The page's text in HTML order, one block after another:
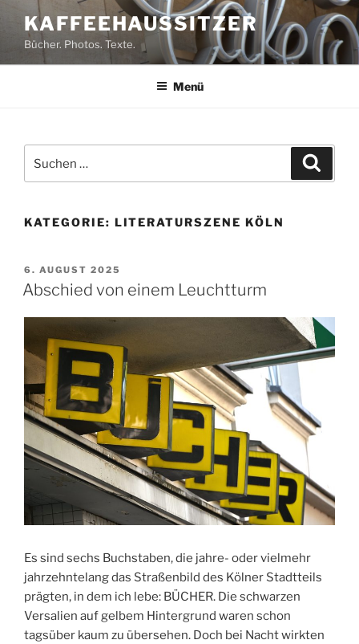
Inhalt
springen
KAFFEEHAUSSITZER
Bücher. Photos. Texte.
Menü
nach:
KATEGORIE: LITERATURSZENE KÖLN
VERÖFFENTLICHT
AM
6. AUGUST 2025
Abschied von einem Leuchtturm
Es sind sechs Buchstaben, die jahre- oder vielmehr
jahrzehntelang das Straßenbild des Kölner Stadtteils
prägten, in dem ich lebe: BÜCHER. Die schwarzen
Versalien auf gelbem Hintergrund waren schon
tagsüber kaum zu übersehen. Doch bei Nacht wirkten